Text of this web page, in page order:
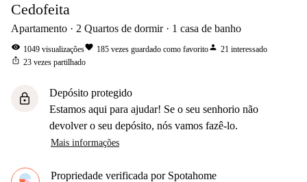
Cedofeita
Apartamento 2 Quartos de dormir 1 casa de banho
visibility 1049 visualizaçõesfavorite 185 vezes guardado como favoritoperson 21 interessado
ios_share 23 vezes partilhado
lock
Depósito protegido
Estamos aqui para ajudar! Se o seu senhorio não
devolver o seu depósito, nós vamos fazê-lo.
Mais informações
Propriedade verificada por Spotahome